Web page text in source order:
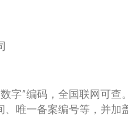
字”编码，全国联网可查。
唯一备案编号等，并加